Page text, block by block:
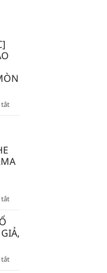
ở
TẨY
AHA/BHA
SẼ
ở
EVOLUDERM
–
–ở